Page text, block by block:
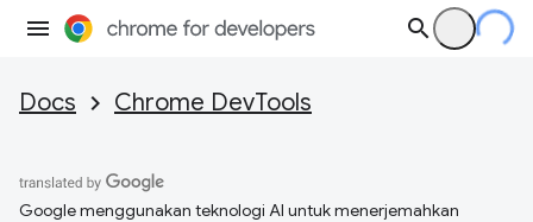
Docs Chrome DevTools
Google menggunakan teknologi AI untuk menerjemahkan